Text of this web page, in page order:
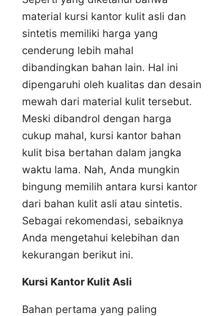
material kursi kantor kulit asli dan
sintetis memiliki harga yang
cenderung lebih mahal
dibandingkan bahan lain. Hal ini
dipengaruhi oleh kualitas dan desain
mewah dari material kulit tersebut.
Meski dibandrol dengan harga
cukup mahal, kursi kantor bahan
kulit bisa bertahan dalam jangka
waktu lama. Nah, Anda mungkin
bingung memilih antara kursi kantor
dari bahan kulit asli atau sintetis.
Sebagai rekomendasi, sebaiknya
Anda mengetahui kelebihan dan
kekurangan berikut ini.
Kursi Kantor Kulit Asli
Bahan pertama yang paling